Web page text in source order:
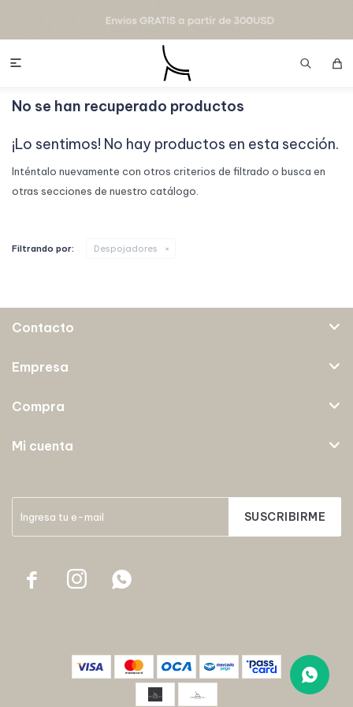

No se han recuperado productos
¡Lo sentimos! No hay productos en esta sección.
Inténtalo nuevamente con otros criterios de filtrado o busca en
otras secciones de nuestro catálogo.
Filtrando por: Despojadores
SUSCRIBIRME
  
Contacto
Empresa
Compra
Mi cuenta